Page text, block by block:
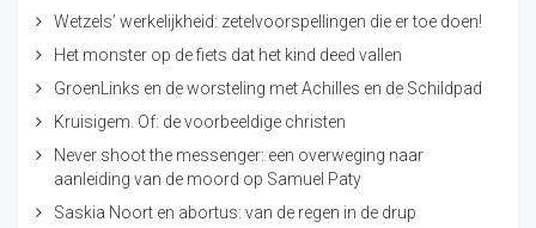
Wetzels’ werkelijkheid: zetelvoorspellingen die er toe doen!
Het monster op de fiets dat het kind deed vallen
GroenLinks en de worsteling met Achilles en de Schildpad
Kruisigem. Of: de voorbeeldige christen
Never shoot the messenger: een overweging naar
aanleiding van de moord op Samuel Paty
Saskia Noort en abortus: van de regen in de drup